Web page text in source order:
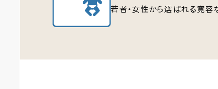
若者・女性から選ばれる寛容